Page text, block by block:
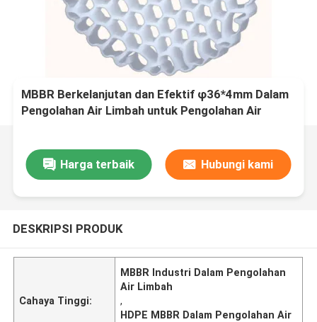
MBBR Berkelanjutan dan Efektif φ36*4mm Dalam
Pengolahan Air Limbah untuk Pengolahan Air
Harga terbaik Hubungi kami
DESKRIPSI PRODUK
Cahaya Tinggi:
MBBR Industri Dalam Pengolahan
Air Limbah
,
HDPE MBBR Dalam Pengolahan Air